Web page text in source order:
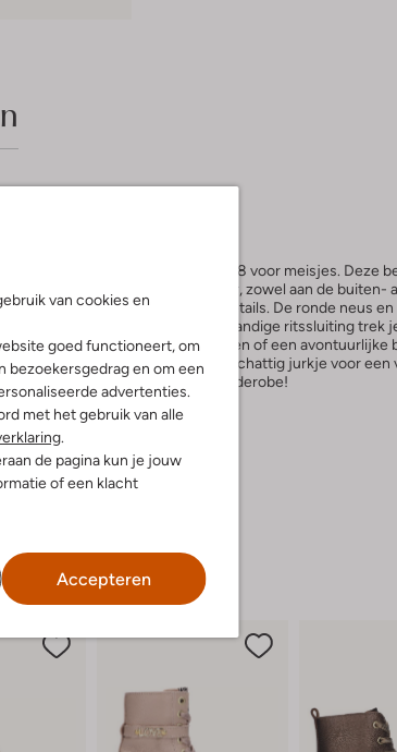
van cookies en
goed functioneert, om
bezoekersgedrag en om een
advertenties.
met het gebruik van alle
.
de pagina kun je jouw
of een klacht
Accepteren
met de stoere veterboots 44368 voor meisjes. Deze
zijn gemaakt van hoogwaardig leer, zowel aan de buiten-
is afgewerkt met goudkleurige details. De ronde neus
en duurzaamheid. Dankzij de handige ritssluiting trek
voor een dagje uit met vriendinnen of een avontuurlijke
ze met een trendy jeans of een schattig jurkje voor een
zijn een must-have voor elke garderobe!